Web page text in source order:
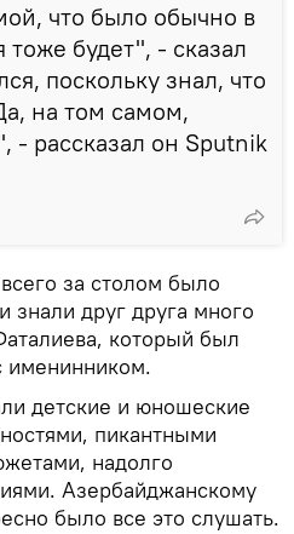
что было обычно в
будет", - сказал
поскольку знал, что
на том самом,
рассказал он Sputnik
за столом было
знали друг друга много
который был
именинником.
детские и юношеские
пикантными
надолго
Азербайджанскому
было все это слушать.